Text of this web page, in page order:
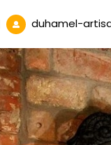
duhamel-